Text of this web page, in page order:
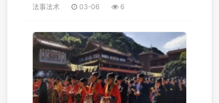
法事法术 03-06 6